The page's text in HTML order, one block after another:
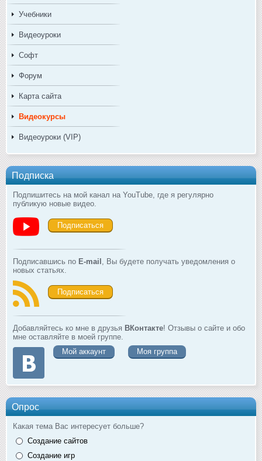
Учебники
Видеоуроки
Софт
Форум
Карта сайта
Видеокурсы
Видеоуроки (VIP)
Подписка
Подпишитесь на мой канал на YouTube, где я регулярно
публикую новые видео.
Подписаться
Подписавшись по E-mail , Вы будете получать уведомления о
новых статьях.
Подписаться
Добавляйтесь ко мне в друзья ВКонтакте! Отзывы о сайте и обо
мне оставляйте в моей группе.
Мой аккаунт
Моя группа
Опрос
Какая тема Вас интересует больше?
Создание сайтов
Создание игр